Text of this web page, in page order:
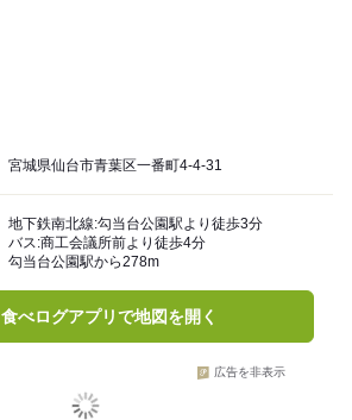
宮城県仙台市青葉区一番町4-4-31
地下鉄南北線:勾当台公園駅より徒歩3分
バス:商工会議所前より徒歩4分
勾当台公園駅から278m
食べログアプリで地図を開く
広告を非表示